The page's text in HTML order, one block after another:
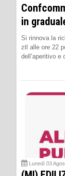
in
Si rinnova la
ztl alle ore 22
dell’aperitivo e
Lunedì 03